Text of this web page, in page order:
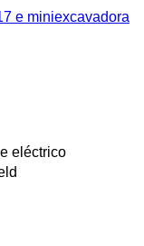
e miniexcavadora
eléctrico